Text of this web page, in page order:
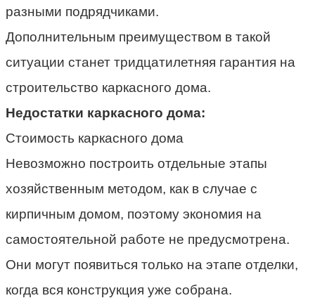
разными подрядчиками.
Дополнительным преимуществом в такой
ситуации станет тридцатилетняя гарантия на
строительство каркасного дома.
Недостатки каркасного дома:
Стоимость каркасного дома
Невозможно построить отдельные этапы
хозяйственным методом, как в случае с
кирпичным домом, поэтому экономия на
самостоятельной работе не предусмотрена.
Они могут появиться только на этапе отделки,
когда вся конструкция уже собрана.